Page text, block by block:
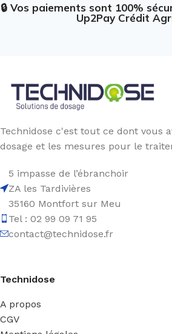
🔒 Vos paiements sont 100%
Up2Pay Crédit
Technidose c'est tout ce dont vous
dosage et les mesures pour le
5 impasse de l’ébranchoir
ZA les Tardivières
35160 Montfort sur Meu
Tel : 02 99 09 71 95
contact@technidose.fr
Technidose
A propos
CGV